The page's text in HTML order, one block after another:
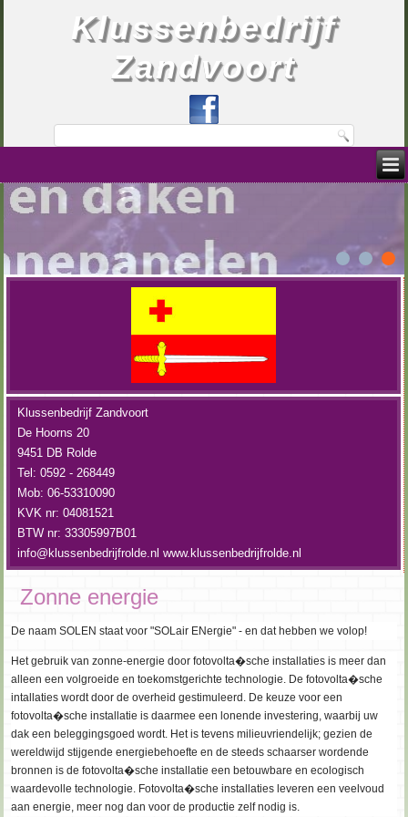
Klussenbedrijf
Zandvoort
Klussenbedrijf Zandvoort
De Hoorns 20
9451 DB Rolde
Tel: 0592 - 268449
Mob: 06-53310090
KVK nr: 04081521
BTW nr: 33305997B01
info@klussenbedrijfrolde.nl www.klussenbedrijfrolde.nl
Zonne energie
De naam SOLEN staat voor "SOLair ENergie" - en dat hebben we volop!
Het gebruik van zonne-energie door fotovolta�sche installaties is meer dan
alleen een volgroeide en toekomstgerichte technologie. De fotovolta�sche
intallaties wordt door de overheid gestimuleerd. De keuze voor een
fotovolta�sche installatie is daarmee een lonende investering, waarbij uw
dak een beleggingsgoed wordt. Het is tevens milieuvriendelijk; gezien de
wereldwijd stijgende energiebehoefte en de steeds schaarser wordende
bronnen is de fotovolta�sche installatie een betouwbare en ecologisch
waardevolle technologie. Fotovolta�sche installaties leveren een veelvoud
aan energie, meer nog dan voor de productie zelf nodig is.